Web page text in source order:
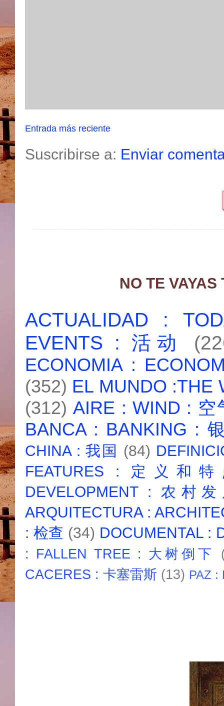
Entrada más reciente
Suscribirse a: Enviar
NO TE
ACTUALIDAD :
EVENTS : 活动
ECONOMIA :
(352) EL MUNDO :THE
(312) AIRE : WIND : 空
BANCA : BANKING :
CHINA : 我国 (84)
FEATURES : 定义和
DEVELOPMENT : 农村
ARQUITECTURA :
: 检查 (34) DOCUMENTAL :
: FALLEN TREE : 大树倒下
CACERES : 卡塞雷斯 (13) PAZ :